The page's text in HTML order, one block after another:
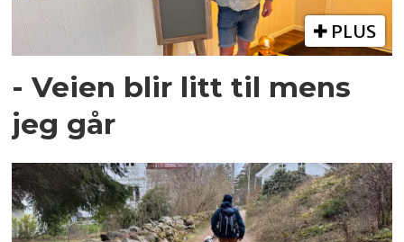
PLUS
- Veien blir litt til mens
jeg går